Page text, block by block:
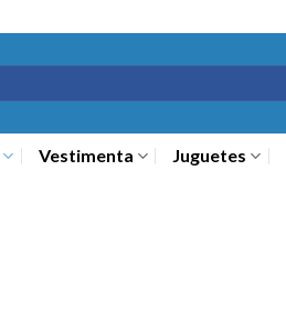
Vestimenta Juguetes